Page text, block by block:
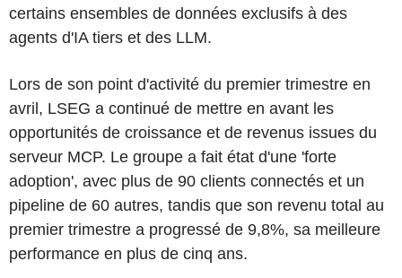
certains ensembles de données exclusifs à des
agents d'IA tiers et des LLM.
Lors de son point d'activité du premier trimestre en
avril, LSEG a continué de mettre en avant les
opportunités de croissance et de revenus issues du
serveur MCP. Le groupe a fait état d'une 'forte
adoption', avec plus de 90 clients connectés et un
pipeline de 60 autres, tandis que son revenu total au
premier trimestre a progressé de 9,8%, sa meilleure
performance en plus de cinq ans.